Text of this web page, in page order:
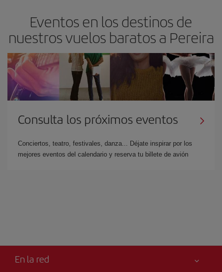
Eventos en los destinos de
nuestros vuelos baratos a Pereira
Consulta los próximos eventos
Conciertos, teatro, festivales, danza... Déjate inspirar por los
mejores eventos del calendario y reserva tu billete de avión
En la red